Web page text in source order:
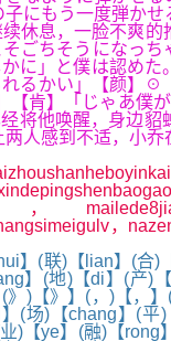
にもう一度弾か
休息，一脸不爽的
ごちそうになっ
」と僕は認めた
るかい」【颜】☉
肯】「じゃあ僕
他唤醒，身边貂
人感到不适，小
，
，
(联)【lian】(合)【
】(地)【di】(产)
)【》】(，)【，
(场)【chang】(
)【ye】(融)【